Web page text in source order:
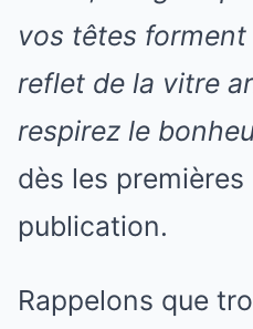
vos têtes
reflet de la vitre
respirez le
dès les
publication.
Rappelons que